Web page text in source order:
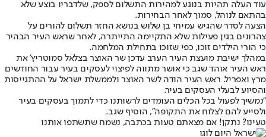
עוד העלה תהיות בנוגע למהירות התשלום לספק, שלדבריו בוצע שלא
בהתאם לנוהל, סמוך לאחר הבחירות.
הצעה לסדר שהגיש עמיחי בן שלוש בנושא החזר תשלום להורים על
צהרונים בגין פעילות שלא התקיימה התייתרה, לאחר שראש העיר הבהיר
כי הורי הילדים זוכו, כפי שזוכו בתחילת המלחמה.
במהלך ישיבת מועצת העיר הערב עדכן שר האוצר בצלאל סמוטריץ' את
ראש העיר אוהד שגב כי אושר מתווה לפיצוי לעסקים בעיר עבור החודשים
מרץ ואפריל. ראש העיר הודה לשר האוצר ולממשלת ישראל על ההתגייסות
והסיוע לבעלי העסקים בעיר.
"נמשיך לפעול בכל הכלים העומדים לרשותנו כדי לתמוך בעסקים בעיר
ולסייע להם לצלוח את התקופה", הוסיף שגב.
טעינו? נתקן! אם מצאתם טעות בכתבה, נשמח שתשתפו אותנו